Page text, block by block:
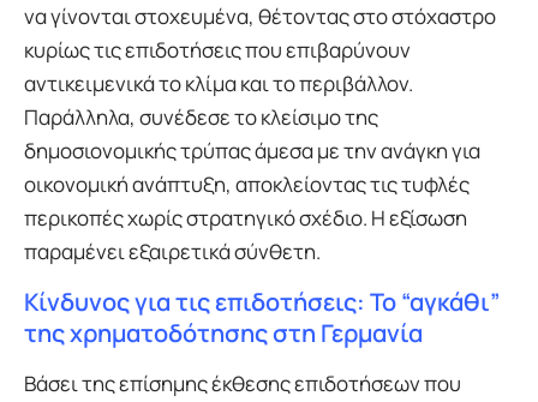
να γίνονται στοχευμένα, θέτοντας στο στόχαστρο
κυρίως τις επιδοτήσεις που επιβαρύνουν
αντικειμενικά το κλίμα και το περιβάλλον.
Παράλληλα, συνέδεσε το κλείσιμο της
δημοσιονομικής τρύπας άμεσα με την ανάγκη για
οικονομική ανάπτυξη, αποκλείοντας τις τυφλές
περικοπές χωρίς στρατηγικό σχέδιο. Η εξίσωση
παραμένει εξαιρετικά σύνθετη.
Κίνδυνος για τις επιδοτήσεις: Το “αγκάθι”
της χρηματοδότησης στη Γερμανία
Βάσει της επίσημης έκθεσης επιδοτήσεων που